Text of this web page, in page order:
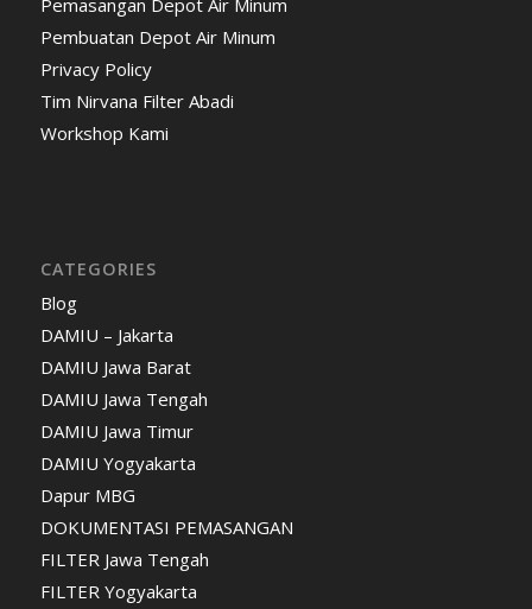
Pemasangan Depot Air Minum
Pembuatan Depot Air Minum
Privacy Policy
Tim Nirvana Filter Abadi
Workshop Kami
CATEGORIES
Blog
DAMIU – Jakarta
DAMIU Jawa Barat
DAMIU Jawa Tengah
DAMIU Jawa Timur
DAMIU Yogyakarta
Dapur MBG
DOKUMENTASI PEMASANGAN
FILTER Jawa Tengah
FILTER Yogyakarta